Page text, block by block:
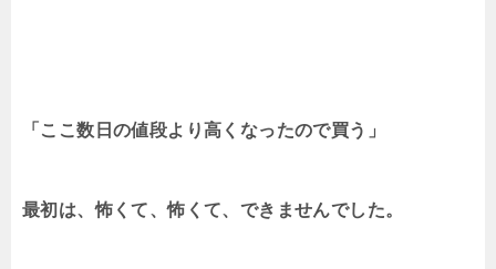
「ここ数日の値段より高くなったので買う」
最初は、怖くて、怖くて、できませんでした。